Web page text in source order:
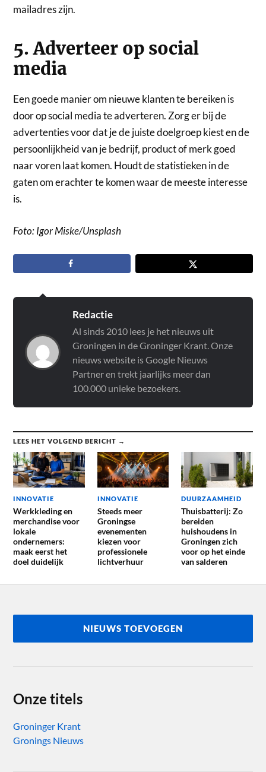
mailadres zijn.
5. Adverteer op social
media
Een goede manier om nieuwe klanten te bereiken is
door op social media te adverteren. Zorg er bij de
advertenties voor dat je de juiste doelgroep kiest en de
persoonlijkheid van je bedrijf, product of merk goed
naar voren laat komen. Houdt de statistieken in de
gaten om erachter te komen waar de meeste interesse
is.
Foto: Igor Miske/Unsplash
Redactie
Al sinds 2010 lees je het nieuws uit
Groningen in de Groninger Krant. Onze
nieuws website is Google Nieuws
Partner en trekt jaarlijks meer dan
100.000 unieke bezoekers.
LEES HET VOLGEND BERICHT →
INNOVATIE
Werkkleding en
merchandise voor
lokale
ondernemers:
maak eerst het
doel duidelijk
INNOVATIE
Steeds meer
Groningse
evenementen
kiezen voor
professionele
lichtverhuur
DUURZAAMHEID
Thuisbatterij: Zo
bereiden
huishoudens in
Groningen zich
voor op het einde
van salderen
NIEUWS TOEVOEGEN
Onze titels
Groninger Krant
Gronings Nieuws